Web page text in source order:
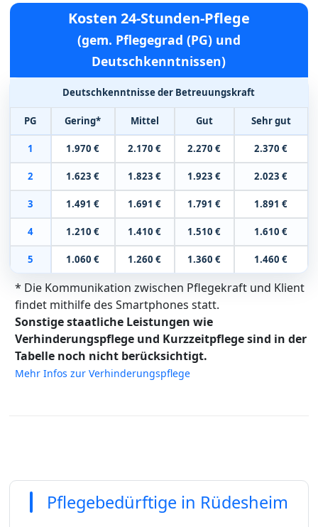
Kosten 24-Stunden-Pflege
(gem. Pflegegrad (PG) und
Deutschkenntnissen)
Deutschkenntnisse der Betreuungskraft
PG Gering* Mittel Gut Sehr gut
1 1.970 € 2.170 € 2.270 € 2.370 €
2 1.623 € 1.823 € 1.923 € 2.023 €
3 1.491 € 1.691 € 1.791 € 1.891 €
4 1.210 € 1.410 € 1.510 € 1.610 €
5 1.060 € 1.260 € 1.360 € 1.460 €
* Die Kommunikation zwischen Pflegekraft und Klient
findet mithilfe des Smartphones statt.
Sonstige staatliche Leistungen wie
Verhinderungspflege und Kurzzeitpflege sind in der
Tabelle noch nicht berücksichtigt.
Mehr Infos zur Verhinderungspflege
Pflegebedürftige in Rüdesheim